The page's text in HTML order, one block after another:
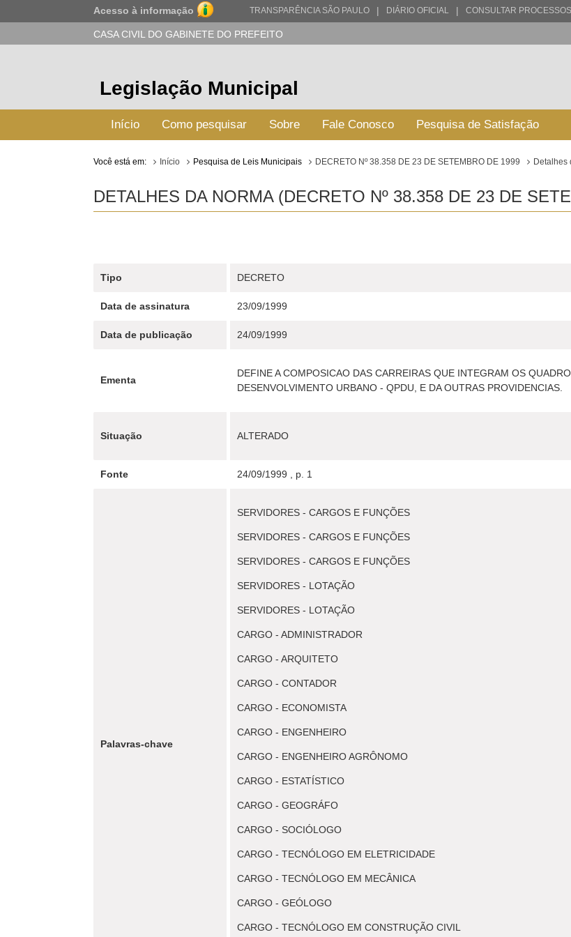
Acesso à informação TRANSPARÊNCIA SÃO PAULO | DIÁRIO OFICIAL | CONSULTAR PROCESSOS
CASA CIVIL DO GABINETE DO PREFEITO
Legislação Municipal
Início Como pesquisar Sobre Fale Conosco Pesquisa de Satisfação
Você está em: Início Pesquisa de Leis Municipais DECRETO Nº 38.358 DE 23 DE SETEMBRO DE 1999 Detalhes
DETALHES DA NORMA (DECRETO Nº 38.358 DE 23 DE
Tipo DECRETO
Data de assinatura 23/09/1999
Data de publicação 24/09/1999
Ementa
DEFINE A COMPOSICAO DAS CARREIRAS QUE INTEGRAM OS
DESENVOLVIMENTO URBANO - QPDU, E DA OUTRAS PROVIDENCIAS.
Situação ALTERADO
Fonte 24/09/1999 , p. 1
Palavras-chave
SERVIDORES - CARGOS E FUNÇÕES
SERVIDORES - CARGOS E FUNÇÕES
SERVIDORES - CARGOS E FUNÇÕES
SERVIDORES - LOTAÇÃO
SERVIDORES - LOTAÇÃO
CARGO - ADMINISTRADOR
CARGO - ARQUITETO
CARGO - CONTADOR
CARGO - ECONOMISTA
CARGO - ENGENHEIRO
CARGO - ENGENHEIRO AGRÔNOMO
CARGO - ESTATÍSTICO
CARGO - GEOGRÁFO
CARGO - SOCIÓLOGO
CARGO - TECNÓLOGO EM ELETRICIDADE
CARGO - TECNÓLOGO EM MECÂNICA
CARGO - GEÓLOGO
CARGO - TECNÓLOGO EM CONSTRUÇÃO CIVIL